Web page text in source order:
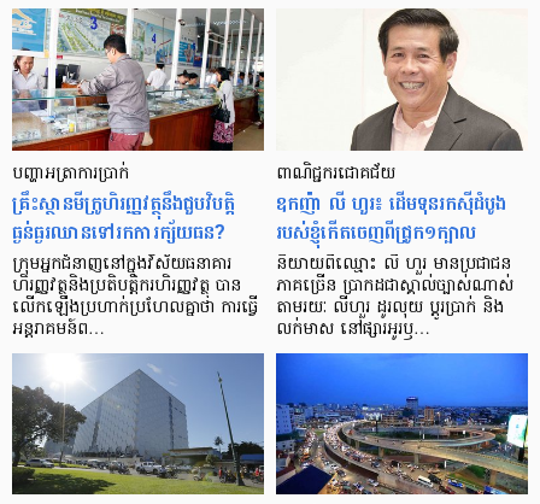
បញ្ហា​អត្រា​ការប្រាក់
គ្រឹះស្ថាន​មីក្រូ​ហិរញ្ញវត្ថុ​នឹង​ជួប​វិបត្តិ​
ធ្ងន់ធ្ងរ​ឈាន​ទៅ​រក​ការ​ក្ស័យធន?
ក្រុម​អ្នក​ជំនាញ​នៅ​ក្នុង​វិស័យ​ធនាគារ
ហិរញ្ញវត្ថុ​និង​ប្រតិបត្តិករ​ហិរញ្ញ​វត្ថុ បាន​​
លើក​ឡើង​ប្រហាក់​ប្រហែល​គ្នា​ថា ការ​ធ្វើ​
អន្តរាគមន៍​ព…
ពាណិជ្ជករជោគជ័យ
ឧកញ៉ា លី ហួរ៖ ដើមទុនរកស៊ីដំបូង
របស់ខ្ញុំកើតចេញពីជ្រូក១ក្បាល
និយាយ​ពី​ឈ្មោះ លី ហួរ មាន​ប្រជាជន​
ភាគ​ច្រើន ប្រាកដ​ជា​ស្គាល់​ច្បាស់​ណាស់
តាមរយៈ លីហួរ ដូរ​លុយ ប្តូរ​បា្រក់ និង​
លក់​មាស នៅ​ផ្សារ​អូរ​ឫ…